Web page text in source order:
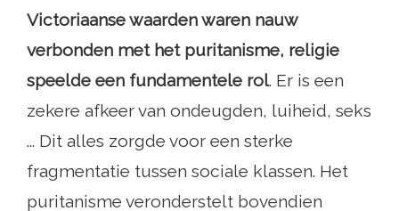
Victoriaanse waarden waren nauw
verbonden met het puritanisme, religie
speelde een fundamentele rol. Er is een
zekere afkeer van ondeugden, luiheid, seks
... Dit alles zorgde voor een sterke
fragmentatie tussen sociale klassen. Het
puritanisme veronderstelt bovendien